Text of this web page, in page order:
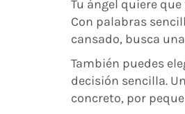
Tu ángel quiere
Con palabras
cansado, busca
También puedes
decisión sencilla.
concreto, por